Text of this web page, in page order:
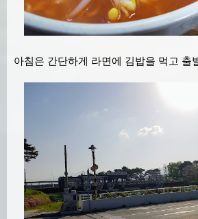
아침은 간단하게 라면에 김밥을 먹고 출